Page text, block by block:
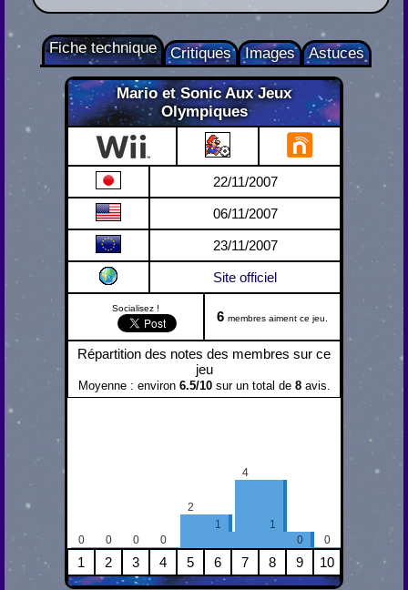
Mario et Sonic Aux Jeux
Olympiques
Wii
22/11/2007
06/11/2007
23/11/2007
Site officiel
Socialisez !
6 membres aiment ce jeu.
Répartition des notes des membres sur ce
jeu
Moyenne : environ 6.5/10 sur un total de 8avis.
0 0 0 0
2
1
4
1
0
0
1 2 3 4 5 6 7 8 9 10
Fiche technique Critiques Images Astuces